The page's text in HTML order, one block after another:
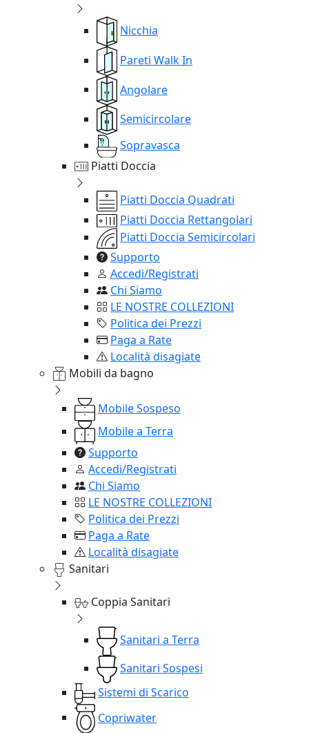
Nicchia
Pareti Walk In
Angolare
Semicircolare
Sopravasca
Piatti Doccia
Piatti Doccia Quadrati
Piatti Doccia Rettangolari
Piatti Doccia Semicircolari
Supporto
Accedi/Registrati
Chi Siamo
LE NOSTRE COLLEZIONI
Politica dei Prezzi
Paga a Rate
Località disagiate
Mobili da bagno
Mobile Sospeso
Mobile a Terra
Supporto
Accedi/Registrati
Chi Siamo
LE NOSTRE COLLEZIONI
Politica dei Prezzi
Paga a Rate
Località disagiate
Sanitari
Coppia Sanitari
Sanitari a Terra
Sanitari Sospesi
Sistemi di Scarico
Copriwater